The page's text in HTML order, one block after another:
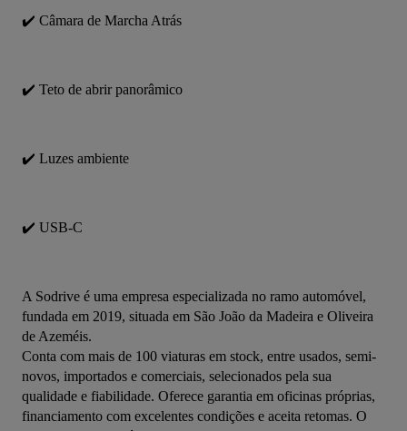
✔️ Câmara de Marcha Atrás
✔️ Teto de abrir panorâmico
✔️ Luzes ambiente
✔️ USB-C
A Sodrive é uma empresa especializada no ramo automóvel,
fundada em 2019, situada em São João da Madeira e Oliveira
de Azeméis.
Conta com mais de 100 viaturas em stock, entre usados, semi-
novos, importados e comerciais, selecionados pela sua
qualidade e fiabilidade. Oferece garantia em oficinas próprias,
financiamento com excelentes condições e aceita retomas. O